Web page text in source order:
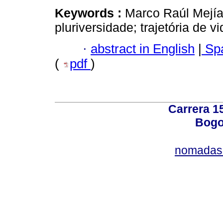
Keywords : Marco Raúl
pluriversidade; trajetória de
· abstract in English |
(
pdf )
Carrera